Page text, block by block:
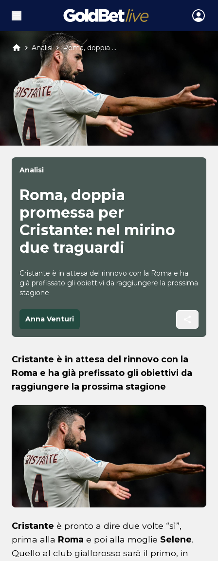
Analisi Roma, doppia ...
Analisi
Roma, doppia
promessa per
Cristante: nel mirino
due traguardi
Cristante è in attesa del rinnovo con la Roma e ha
già prefissato gli obiettivi da raggiungere la prossima
stagione
Anna Venturi
Cristante è in attesa del rinnovo con la
Roma e ha già prefissato gli obiettivi da
raggiungere la prossima stagione
Cristante è pronto a dire due volte “sì”,
prima alla Roma e poi alla moglie Selene.
Quello al club giallorosso sarà il primo, in